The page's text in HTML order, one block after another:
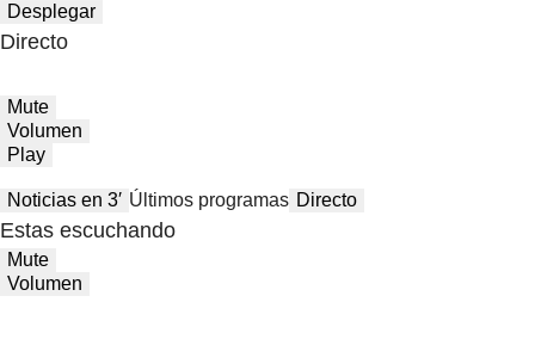
Desplegar
Directo
Mute
Volumen
Play
Noticias en 3′ Últimos programas Directo
Estas escuchando
Mute
Volumen